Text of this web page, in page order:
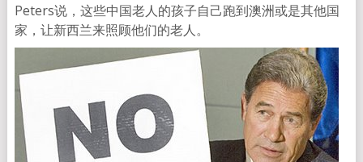
Peters说，这些中国老人的孩子自己跑到澳洲或是其他国
家，让新西兰来照顾他们的老人。